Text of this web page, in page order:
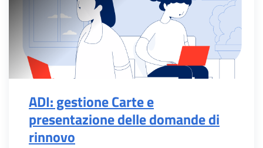
ADI: gestione Carte e
presentazione delle domande di
rinnovo